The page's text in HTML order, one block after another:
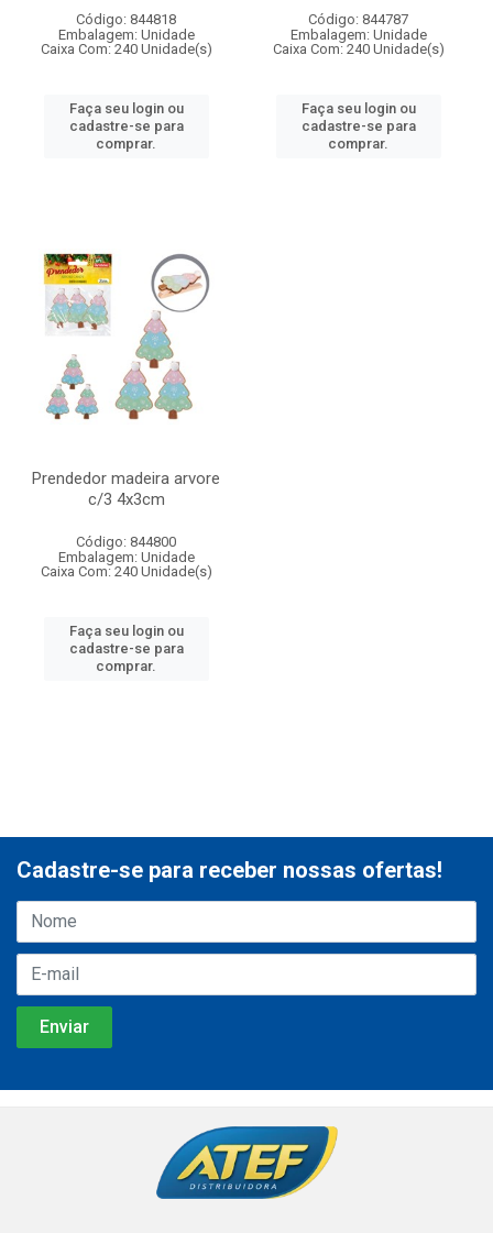
Código: 844818
Embalagem: Unidade
Caixa Com: 240 Unidade(s)
Faça seu login ou
cadastre-se para
comprar.
Código: 844787
Embalagem: Unidade
Caixa Com: 240 Unidade(s)
Faça seu login ou
cadastre-se para
comprar.
Prendedor madeira arvore
c/3 4x3cm
Código: 844800
Embalagem: Unidade
Caixa Com: 240 Unidade(s)
Faça seu login ou
cadastre-se para
comprar.
Cadastre-se para receber nossas ofertas!